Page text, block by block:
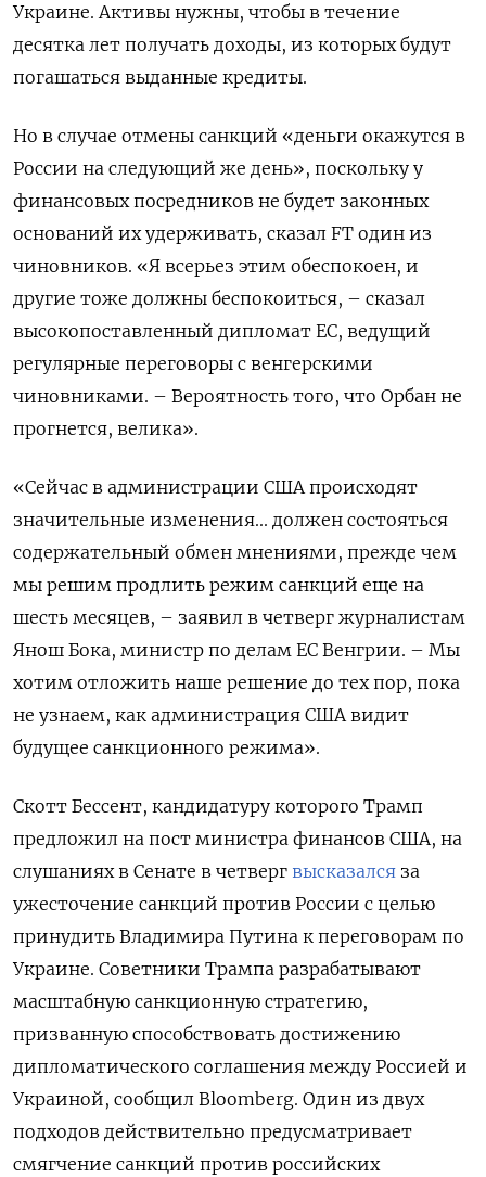
Украине. Активы нужны, чтобы в течение
десятка лет получать доходы, из которых будут
погашаться выданные кредиты.
Но в случае отмены санкций «деньги окажутся в
России на следующий же день», поскольку у
финансовых посредников не будет законных
оснований их удерживать, сказал FT один из
чиновников. «Я всерьез этим обеспокоен, и
другие тоже должны беспокоиться, – сказал
высокопоставленный дипломат ЕС, ведущий
регулярные переговоры с венгерскими
чиновниками. – Вероятность того, что Орбан не
прогнется, велика».
«Сейчас в администрации США происходят
значительные изменения... должен состояться
содержательный обмен мнениями, прежде чем
мы решим продлить режим санкций еще на
шесть месяцев, – заявил в четверг журналистам
Янош Бока, министр по делам ЕС Венгрии. – Мы
хотим отложить наше решение до тех пор, пока
не узнаем, как администрация США видит
будущее санкционного режима».
Скотт Бессент, кандидатуру которого Трамп
предложил на пост министра финансов США, на
слушаниях в Сенате в четверг высказался за
ужесточение санкций против России с целью
принудить Владимира Путина к переговорам по
Украине. Советники Трампа разрабатывают
масштабную санкционную стратегию,
призванную способствовать достижению
дипломатического соглашения между Россией и
Украиной, сообщил Bloomberg. Один из двух
подходов действительно предусматривает
смягчение санкций против российских